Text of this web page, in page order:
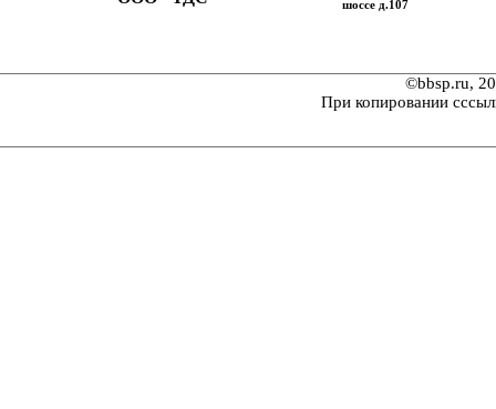
шоссе д.107
©bbsp.ru,
При копировании